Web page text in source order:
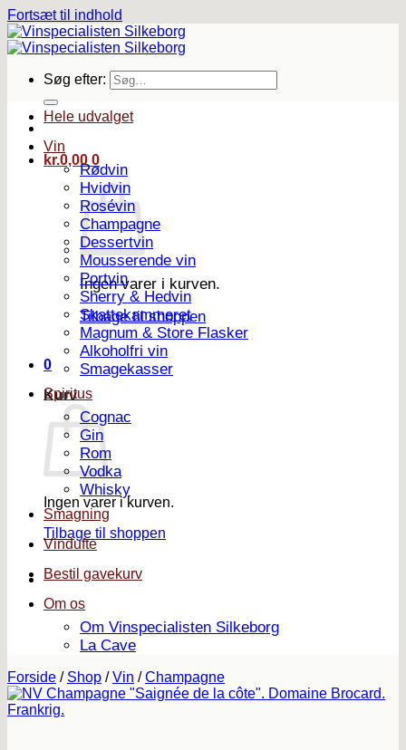
Fortsæt til indhold
Søg efter:
kr.0,00 0
Ingen varer i kurven.
Tilbage til shoppen
0
Kurv
Ingen varer i kurven.
Tilbage til shoppen
Hele udvalget
Vin
Rødvin
Hvidvin
Rosévin
Champagne
Dessertvin
Mousserende vin
Portvin
Sherry & Hedvin
Skattekammeret
Magnum & Store Flasker
Alkoholfri vin
Smagekasser
Spiritus
Cognac
Gin
Rom
Vodka
Whisky
Smagning
Vindufte
Bestil gavekurv
Om os
Om Vinspecialisten Silkeborg
La Cave
Forside / Shop / Vin / Champagne